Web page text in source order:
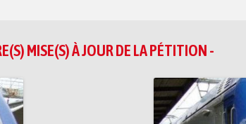
MISE(S) À JOUR DE LA PÉTITION -